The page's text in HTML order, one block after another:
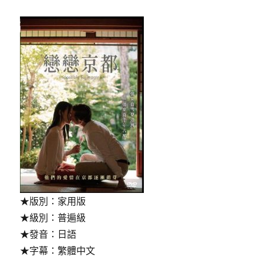
★版別：家用版
★級別：普遍級
★發音：日語
★字幕：繁體中文